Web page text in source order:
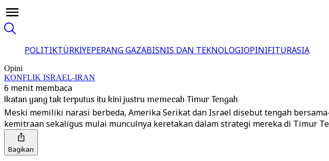
POLITIKTÜRKİYEPERANG GAZABISNIS DAN TEKNOLOGIOPINIFITURASIA
Opini
KONFLIK ISRAEL-IRAN
6 menit membaca
Ikatan yang tak terputus itu kini justru memecah Timur Tengah
Meski memiliki narasi berbeda, Amerika Serikat dan Israel disebut tengah
kemitraan sekaligus mulai munculnya keretakan dalam strategi mereka di Timur
Bagikan